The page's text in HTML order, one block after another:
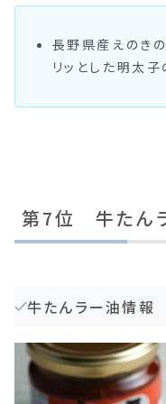
長野県産えのき
リッとした明太
第7位 牛たん
牛たんラー油情報